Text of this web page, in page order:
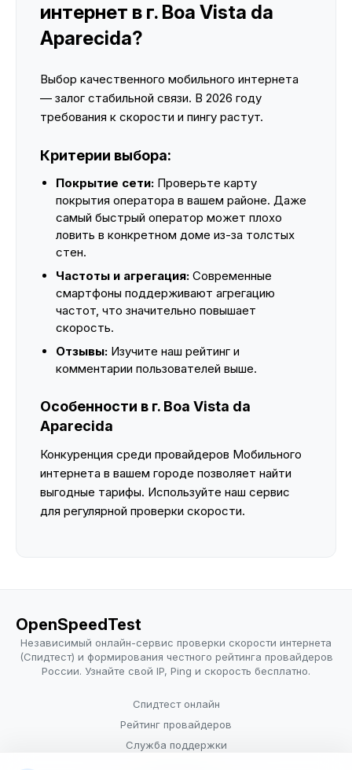
интернет в г. Boa Vista da
Aparecida?
Выбор качественного мобильного интернета
— залог стабильной связи. В 2026 году
требования к скорости и пингу растут.
Критерии выбора:
Покрытие сети: Проверьте карту
покрытия оператора в вашем районе. Даже
самый быстрый оператор может плохо
ловить в конкретном доме из-за толстых
стен.
Частоты и агрегация: Современные
смартфоны поддерживают агрегацию
частот, что значительно повышает
скорость.
Отзывы: Изучите наш рейтинг и
комментарии пользователей выше.
Особенности в г. Boa Vista da
Aparecida
Конкуренция среди провайдеров Мобильного
интернета в вашем городе позволяет найти
выгодные тарифы. Используйте наш сервис
для регулярной проверки скорости.
OpenSpeedTest
Независимый онлайн-сервис проверки скорости интернета
(Спидтест) и формирования честного рейтинга провайдеров
России. Узнайте свой IP, Ping и скорость бесплатно.
Спидтест онлайн
Рейтинг провайдеров
Служба поддержки